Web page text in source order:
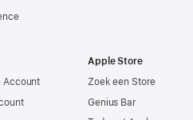
Account
Apple Store
Zoek een Store
Genius Bar